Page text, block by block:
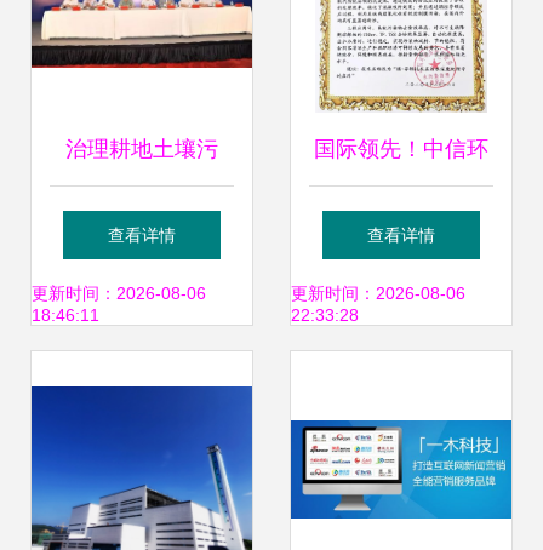
治理耕地土壤污
染，恢复大地生命
之春——环保技术
查看详情
更新时间：2026-08-06
18:46:11
国际领先！中信环
境技术膜芬顿技术
通过科技成果评
推广服务
查看详情
更新时间：2026-08-06
22:33:28